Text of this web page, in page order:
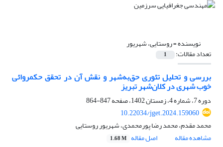
نویسنده =روستایی، شهریور
تعداد مقالات: 1
بررسی و تحلیل تئوری حق‌به‌شهر و نقش آن در تحقق حکمروائی
خوب شهری در کلان‌شهر تبریز
دوره 7، شماره 4، زمستان 1402، صفحه
847-864
10.22034/jget.2024.159060
محمد مقدم، محمد رضا پورمحمدی، شهریور روستایی
مشاهده مقاله
اصل مقاله 1.68 M